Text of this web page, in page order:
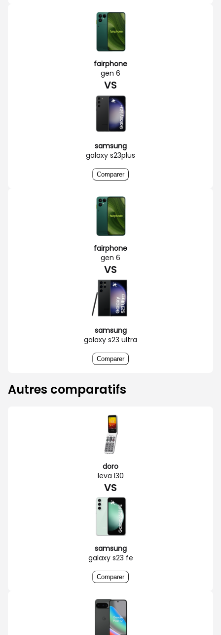
fairphone
gen 6
VS
samsung
galaxy s23plus
Comparer
fairphone
gen 6
VS
samsung
galaxy s23 ultra
Comparer
Autres comparatifs
doro
leva l30
VS
samsung
galaxy s23 fe
Comparer